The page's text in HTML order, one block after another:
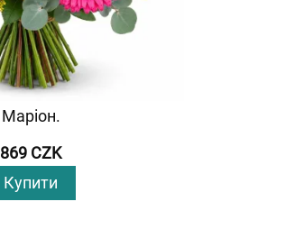
Маріон.
869 CZK
Купити